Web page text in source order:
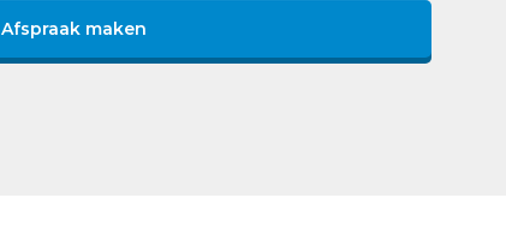
Afspraak maken